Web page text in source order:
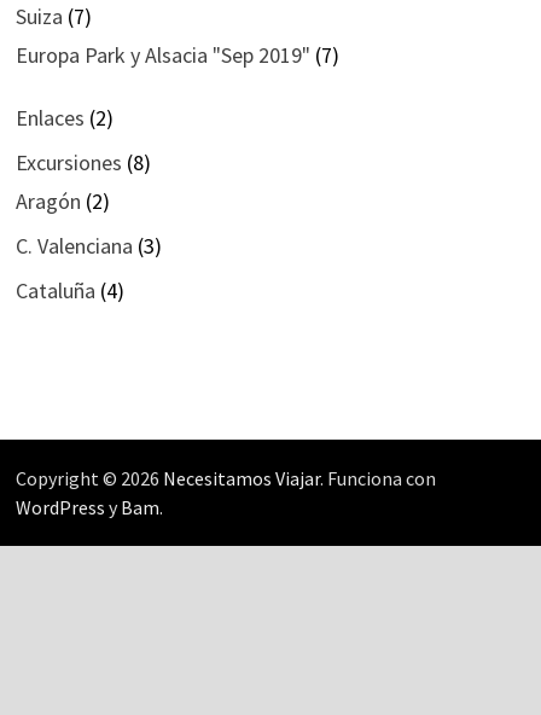
Suiza (7)
Europa Park y Alsacia "Sep 2019" (7)
Enlaces (2)
Excursiones (8)
Aragón (2)
C. Valenciana (3)
Cataluña (4)
Copyright © 2026 Necesitamos Viajar. Funciona con
WordPress yBam.